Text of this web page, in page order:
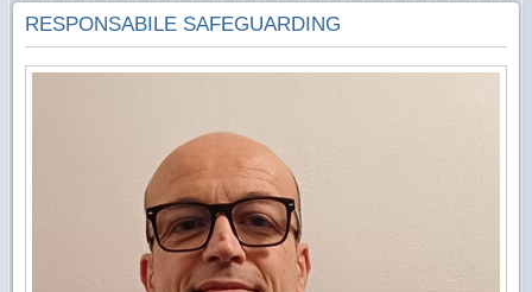
RESPONSABILE SAFEGUARDING